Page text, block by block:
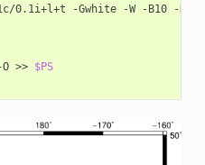
0.1i+l+t -Gwhite -W -B10 -K -
>> $PS